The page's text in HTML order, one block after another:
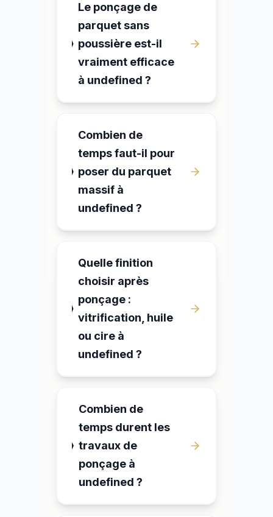
Le ponçage de
parquet sans
poussière est-il
vraiment efficace
à undefined ?
Combien de
temps faut-il pour
poser du parquet
massif à
undefined ?
Quelle finition
choisir après
ponçage :
vitrification, huile
ou cire à
undefined ?
Combien de
temps durent les
travaux de
ponçage à
undefined ?